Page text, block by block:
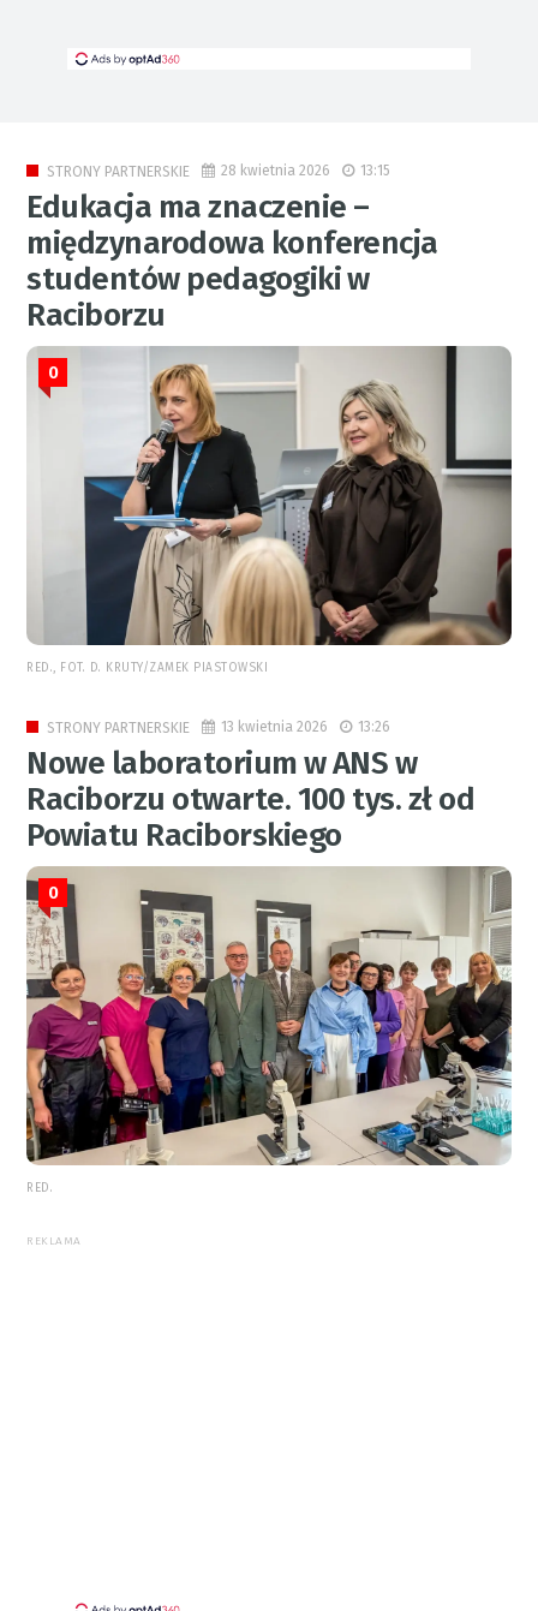
STRONY PARTNERSKIE 28 kwietnia 2026 13:15
Edukacja ma znaczenie –
międzynarodowa konferencja
studentów pedagogiki w
Raciborzu
0
RED., FOT. D. KRUTY/ZAMEK PIASTOWSKI
STRONY PARTNERSKIE 13 kwietnia 2026 13:26
Nowe laboratorium w ANS w
Raciborzu otwarte. 100 tys. zł od
Powiatu Raciborskiego
0
RED.
REKLAMA